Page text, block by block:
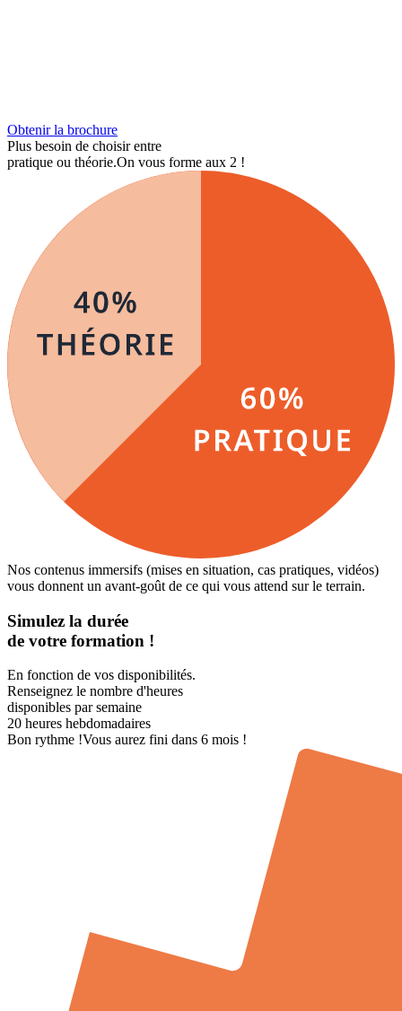
Obtenir la brochure
Plus besoin de choisir entre
pratique ou théorie.On vous forme aux 2 !
Nos contenus immersifs (mises en situation, cas pratiques, vidéos)
vous donnent un avant-goût de ce qui vous attend sur le terrain.
Simulez la durée
de votre formation !
En fonction de vos disponibilités.
Renseignez le nombre d'heures
disponibles par semaine
20 heures hebdomadaires
Bon rythme !Vous aurez fini dans 6 mois !